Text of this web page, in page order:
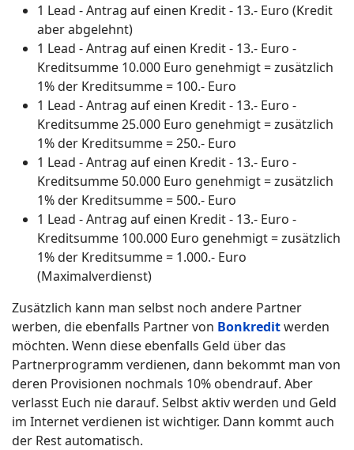
1 Lead - Antrag auf einen Kredit - 13.- Euro (Kredit
aber abgelehnt)
1 Lead - Antrag auf einen Kredit - 13.- Euro -
Kreditsumme 10.000 Euro genehmigt = zusätzlich
1% der Kreditsumme = 100.- Euro
1 Lead - Antrag auf einen Kredit - 13.- Euro -
Kreditsumme 25.000 Euro genehmigt = zusätzlich
1% der Kreditsumme = 250.- Euro
1 Lead - Antrag auf einen Kredit - 13.- Euro -
Kreditsumme 50.000 Euro genehmigt = zusätzlich
1% der Kreditsumme = 500.- Euro
1 Lead - Antrag auf einen Kredit - 13.- Euro -
Kreditsumme 100.000 Euro genehmigt = zusätzlich
1% der Kreditsumme = 1.000.- Euro
(Maximalverdienst)
Zusätzlich kann man selbst noch andere Partner
werben, die ebenfalls Partner von Bonkreditwerden
möchten. Wenn diese ebenfalls Geld über das
Partnerprogramm verdienen, dann bekommt man von
deren Provisionen nochmals 10% obendrauf. Aber
verlasst Euch nie darauf. Selbst aktiv werden und Geld
im Internet verdienen ist wichtiger. Dann kommt auch
der Rest automatisch.